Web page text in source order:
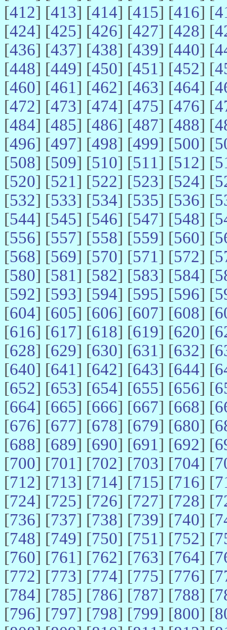
[412] [413] [414] [415] [416] [
[424] [425] [426] [427] [428] [
[436] [437] [438] [439] [440] [
[448] [449] [450] [451] [452] [
[460] [461] [462] [463] [464] [
[472] [473] [474] [475] [476] [
[484] [485] [486] [487] [488] [
[496] [497] [498] [499] [500] [
[508] [509] [510] [511] [512] [
[520] [521] [522] [523] [524] [
[532] [533] [534] [535] [536] [
[544] [545] [546] [547] [548] [
[556] [557] [558] [559] [560] [
[568] [569] [570] [571] [572] [
[580] [581] [582] [583] [584] [
[592] [593] [594] [595] [596] [
[604] [605] [606] [607] [608] [
[616] [617] [618] [619] [620] [
[628] [629] [630] [631] [632] [
[640] [641] [642] [643] [644] [
[652] [653] [654] [655] [656] [
[664] [665] [666] [667] [668] [
[676] [677] [678] [679] [680] [
[688] [689] [690] [691] [692] [
[700] [701] [702] [703] [704] [
[712] [713] [714] [715] [716] [
[724] [725] [726] [727] [728] [
[736] [737] [738] [739] [740] [
[748] [749] [750] [751] [752] [
[760] [761] [762] [763] [764] [
[772] [773] [774] [775] [776] [
[784] [785] [786] [787] [788] [
[796] [797] [798] [799] [800] [